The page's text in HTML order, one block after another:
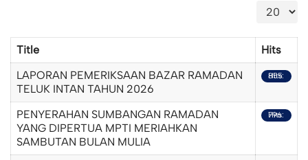
Display #
Title
Hits
LAPORAN PEMERIKSAAN BAZAR RAMADAN
TELUK INTAN TAHUN 2026
Hits: 855
PENYERAHAN SUMBANGAN RAMADAN
YANG DIPERTUA MPTI MERIAHKAN
SAMBUTAN BULAN MULIA
Hits: 796